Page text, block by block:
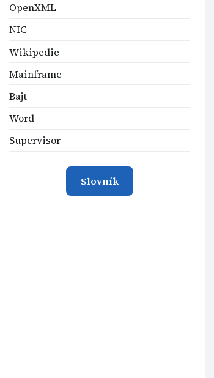
OpenXML
NIC
Wikipedie
Mainframe
Bajt
Word
Supervisor
Slovník